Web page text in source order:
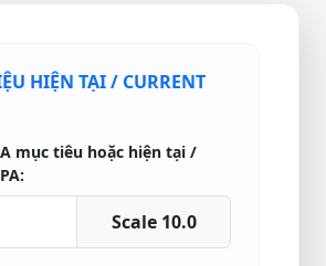
HIỆN TẠI / CURRENT
mục tiêu hoặc hiện tại /
Scale 10.0